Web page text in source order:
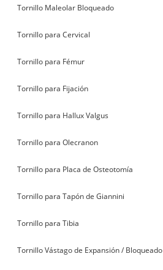
Tornillo Maleolar Bloqueado
Tornillo para Cervical
Tornillo para Fémur
Tornillo para Fijación
Tornillo para Hallux Valgus
Tornillo para Olecranon
Tornillo para Placa de Osteotomía
Tornillo para Tapón de Giannini
Tornillo para Tibia
Tornillo Vástago de Expansión / Bloqueado